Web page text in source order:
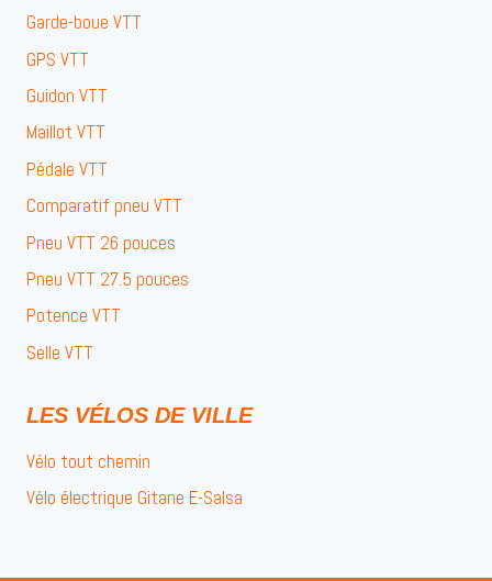
Garde-boue VTT
GPS VTT
Guidon VTT
Maillot VTT
Pédale VTT
Comparatif pneu VTT
Pneu VTT 26 pouces
Pneu VTT 27.5 pouces
Potence VTT
Selle VTT
LES VÉLOS DE VILLE
Vélo tout chemin
Vélo électrique Gitane E-Salsa